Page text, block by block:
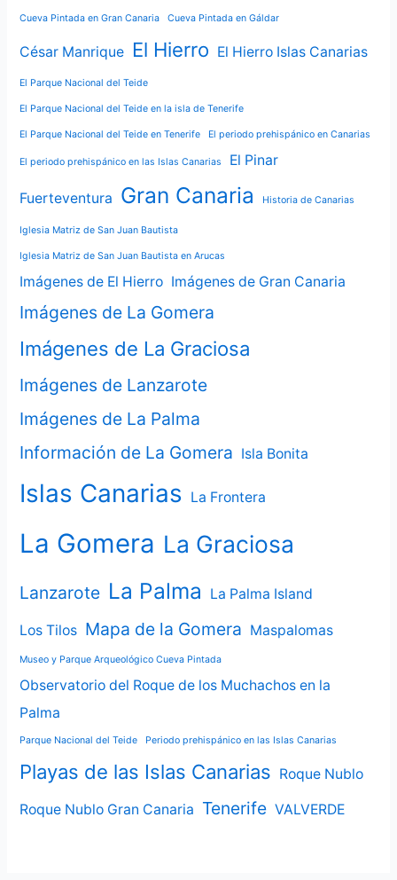
Cueva Pintada en Gran Canaria Cueva Pintada en Gáldar
César Manrique El Hierro El Hierro Islas Canarias
El Parque Nacional del Teide
El Parque Nacional del Teide en la isla de Tenerife
El Parque Nacional del Teide en Tenerife El periodo prehispánico en Canarias
El periodo prehispánico en las Islas Canarias El Pinar
Fuerteventura Gran Canaria Historia de Canarias
Iglesia Matriz de San Juan Bautista
Iglesia Matriz de San Juan Bautista en Arucas
Imágenes de El Hierro Imágenes de Gran Canaria
Imágenes de La Gomera
Imágenes de La Graciosa
Imágenes de Lanzarote
Imágenes de La Palma
Información de La Gomera Isla Bonita
Islas Canarias La Frontera
La Gomera La Graciosa
Lanzarote La Palma La Palma Island
Los Tilos Mapa de la Gomera Maspalomas
Museo y Parque Arqueológico Cueva Pintada
Observatorio del Roque de los Muchachos en la
Palma
Parque Nacional del Teide Periodo prehispánico en las Islas Canarias
Playas de las Islas Canarias Roque Nublo
Roque Nublo Gran Canaria Tenerife VALVERDE